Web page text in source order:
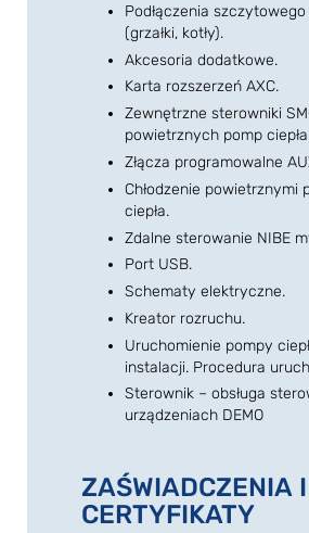
Podłączenia szczytowego
(grzałki, kotły).
Akcesoria dodatkowe.
Karta rozszerzeń AXC.
Zewnętrzne sterowniki
powietrznych pomp
Złącza programowalne
Chłodzenie powietrznymi
ciepła.
Zdalne sterowanie NIBE
Port USB.
Schematy elektryczne.
Kreator rozruchu.
Uruchomienie pompy
instalacji. Procedura
Sterownik – obsługa
urządzeniach DEMO
ZAŚWIADCZENIA I
CERTYFIKATY